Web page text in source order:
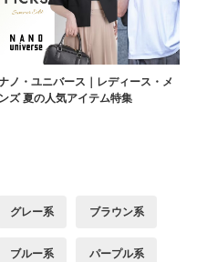
ノ・ユニバース｜レディース・メ
ンズ 夏の人気アイテム特集
グレー系 ブラウン系
ブルー系 パープル系